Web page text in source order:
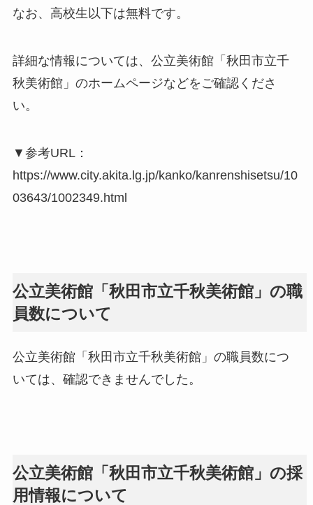
なお、高校生以下は無料です。
詳細な情報については、公立美術館「秋田市立千
秋美術館」のホームページなどをご確認くださ
い。
▼参考URL：
https://www.city.akita.lg.jp/kanko/kanrenshisetsu/10
03643/1002349.html
公立美術館「秋田市立千秋美術館」の職
員数について
公立美術館「秋田市立千秋美術館」の職員数につ
いては、確認できませんでした。
公立美術館「秋田市立千秋美術館」の採
用情報について